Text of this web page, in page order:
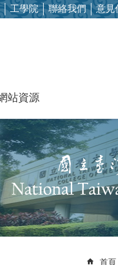
工學院 聯絡我們 意見
站資源
首頁